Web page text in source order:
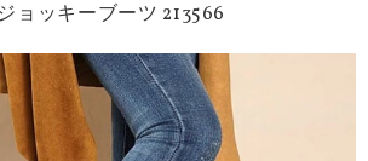
ョッキーブーツ 213566